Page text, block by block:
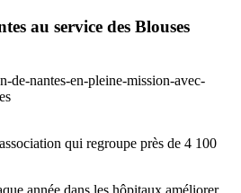
au service des Blouses
qui regroupe près de 4 100